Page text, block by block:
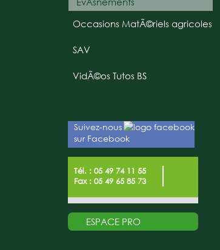
Occasions MatÃ©riels agricoles
SAV
VidÃ©os Tutos BS
Suivez-nous
sur Facebook
Tél. : 05 49 74 11 55
Fax : 05 49 65 85 73
ESPACE PRO